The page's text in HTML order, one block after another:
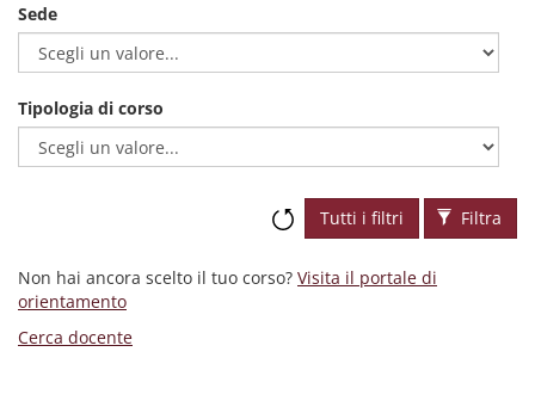
Sede
Tipologia di corso
Tutti i filtri Filtra
Non hai ancora scelto il tuo corso? Visita il portale di
orientamento
Cerca docente